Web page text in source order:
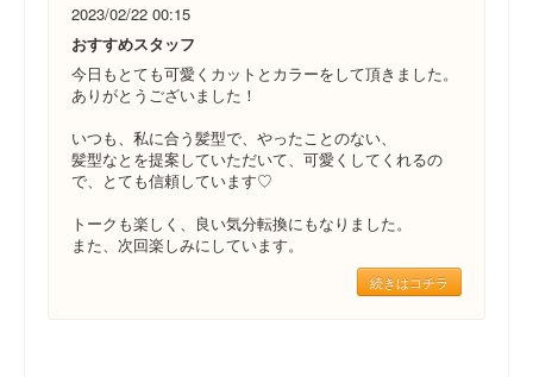
2023/02/22 00:15
おすすめスタッフ
今日もとても可愛くカットとカラーをして頂きました。
ありがとうございました！
いつも、私に合う髪型で、やったことのない、
髪型なとを提案していただいて、可愛くしてくれるの
で、とても信頼しています♡
トークも楽しく、良い気分転換にもなりました。
また、次回楽しみにしています。
続きはコチラ